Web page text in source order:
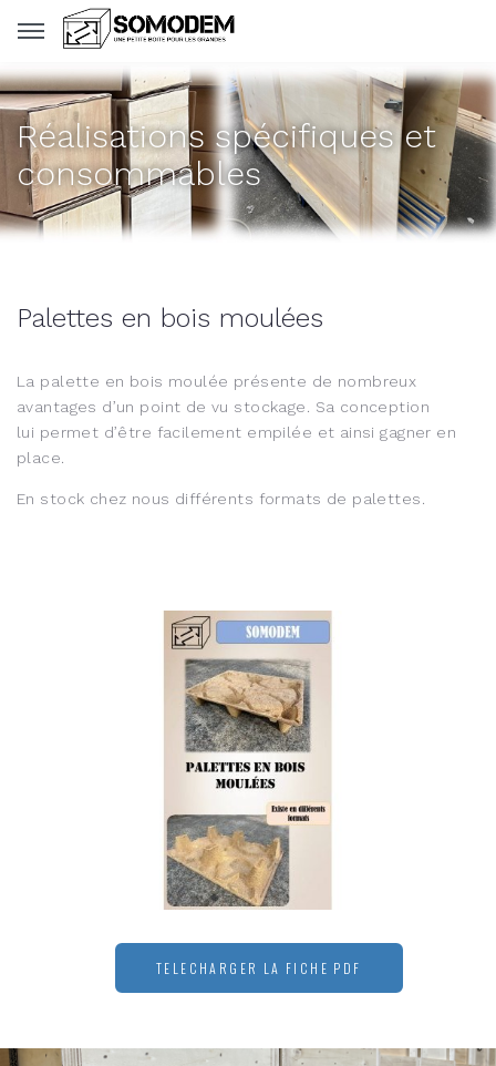
Panneau de gestion des cookies
Réalisations spécifiques et
consommables
Palettes en bois moulées
La palette en bois moulée présente de nombreux
avantages d’un point de vu stockage. Sa conception
lui permet d’être facilement empilée et ainsi gagner en
place.
En stock chez nous différents formats de palettes.
TELECHARGER LA FICHE PDF